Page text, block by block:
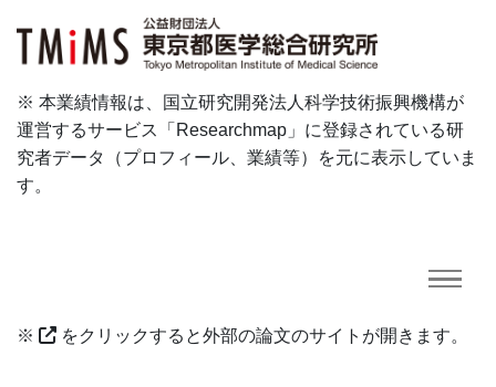
※ 本業績情報は、国立研究開発法人科学技術振興機構が
運営するサービス「Researchmap」に登録されている研
究者データ（プロフィール、業績等）を元に表示していま
す。
※ をクリックすると外部の論文のサイトが開きます。